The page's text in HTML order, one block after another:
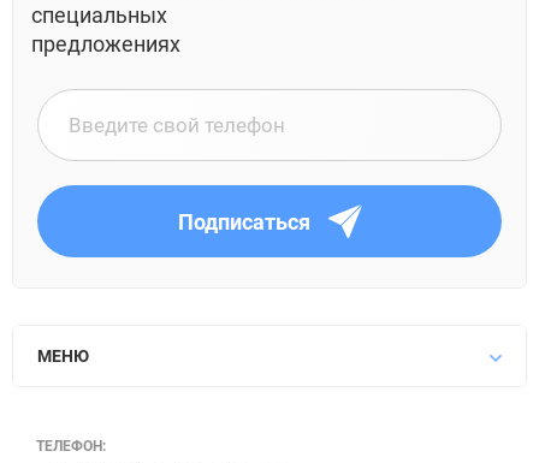
специальных
предложениях
Подписаться
МЕНЮ
ТЕЛЕФОН: